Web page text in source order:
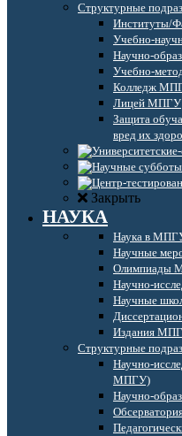
Структурные
Институты/
Учебно-
Научно-
Учебно-
Колледж
Лицей МПГУ
Защита
вред их
Закрыть
НАУКА
Наука в
Научные
Олимпиады
Научно-
Научные
Издания
Структурные
Научно-
МПГУ)
Научно-